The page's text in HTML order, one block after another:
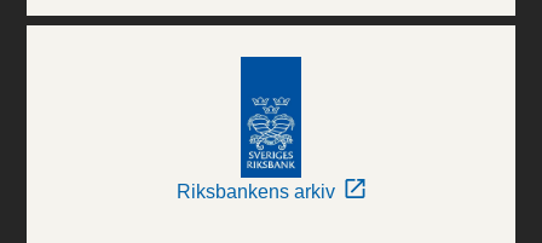
Riksbankens arkiv